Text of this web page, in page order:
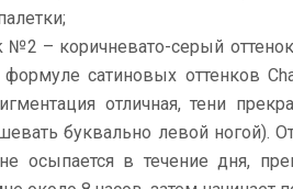
№2 – коричневато-серый
формуле сатиновых оттенков
отличная, тени
буквально левой ногой).
не осыпается в течение дня,